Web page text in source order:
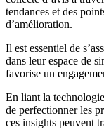
tendances et des
d’amélioration.
Il est essentiel de
dans leur espace de
favorise un
En liant la
de perfectionner les
ces insights peuvent